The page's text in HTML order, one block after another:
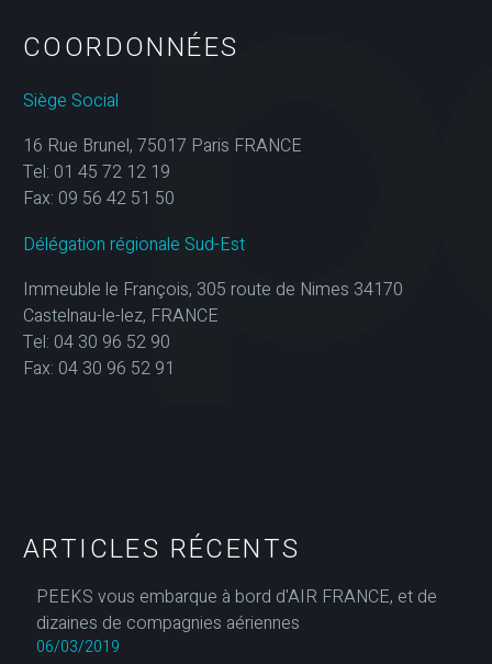
COORDONNÉES
Siège Social
16 Rue Brunel, 75017 Paris FRANCE
Tel: 01 45 72 12 19
Fax: 09 56 42 51 50
Délégation régionale Sud-Est
Immeuble le François, 305 route de Nimes 34170
Castelnau-le-lez, FRANCE
Tel: 04 30 96 52 90
Fax: 04 30 96 52 91
ARTICLES RÉCENTS
PEEKS vous embarque à bord d'AIR FRANCE, et de
dizaines de compagnies aériennes
06/03/2019